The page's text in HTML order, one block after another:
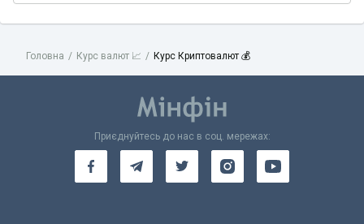
Головна Курс валют 📈 Курс Криптовалют 💰
Приєднуйтесь до нас в соц. мережах: